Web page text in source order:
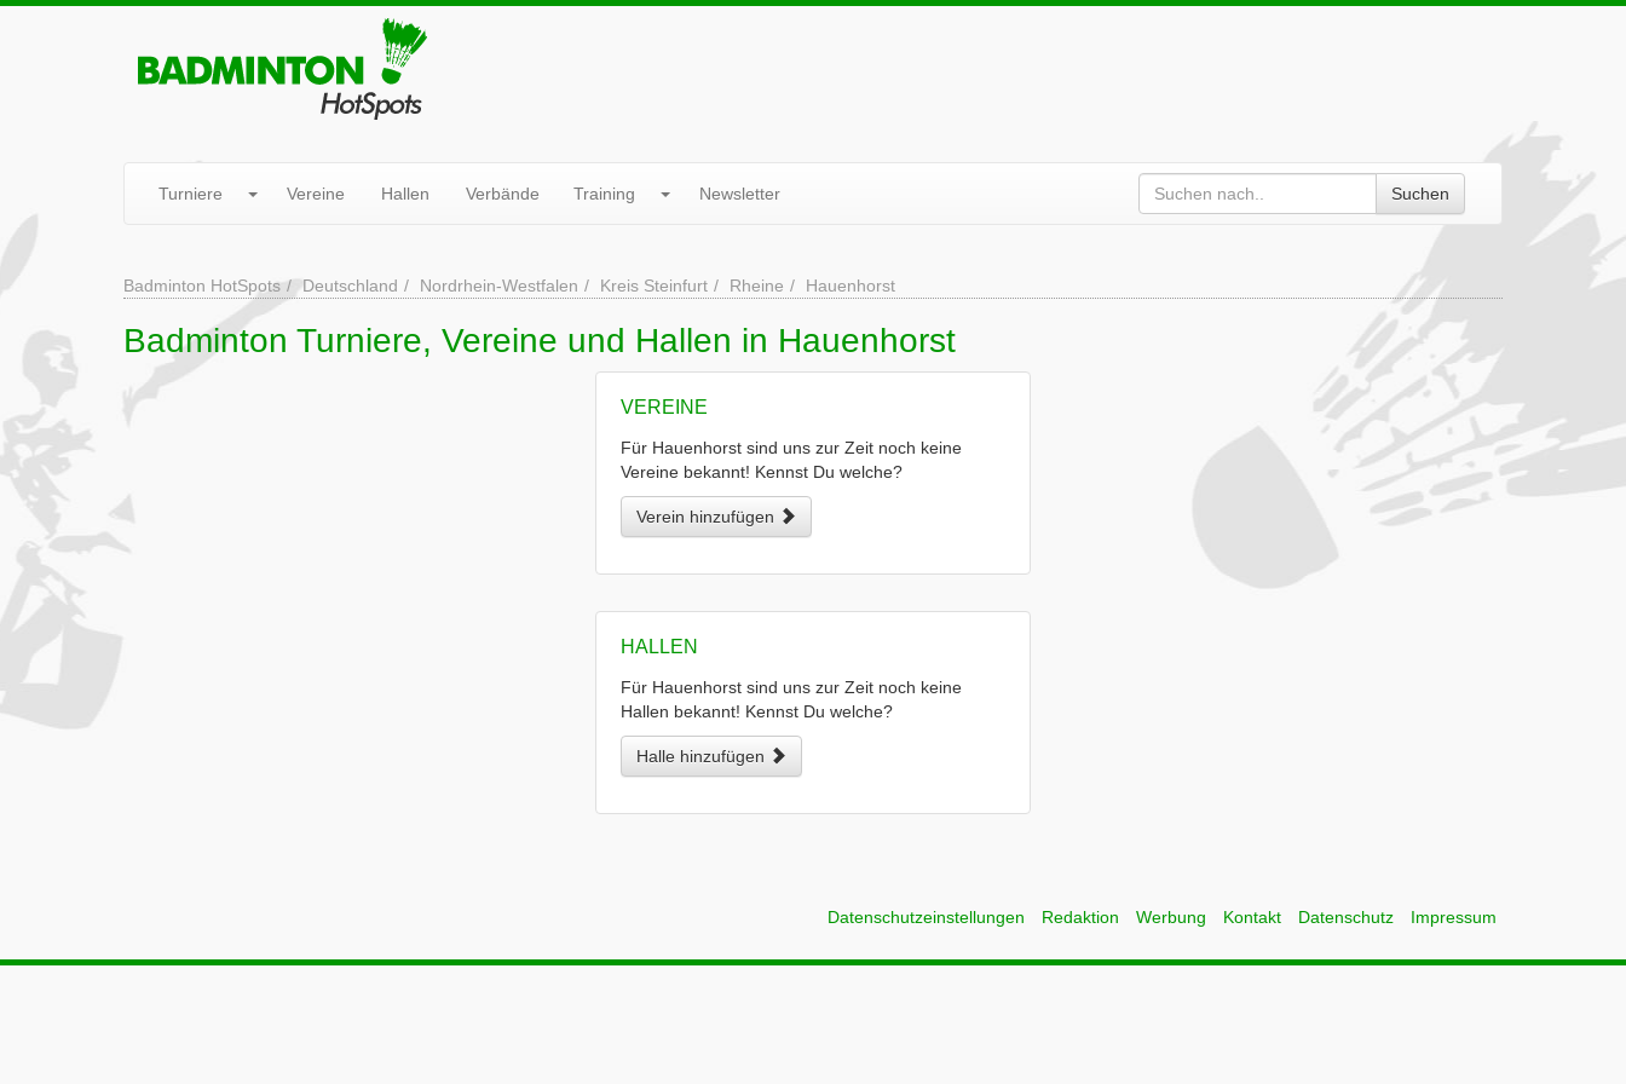
Turniere Vereine Hallen Verbände Training Newsletter Suchen
Badminton HotSpots Deutschland Nordrhein-Westfalen Kreis Steinfurt Rheine Hauenhorst
Badminton Turniere, Vereine und Hallen in Hauenhorst
VEREINE
Für Hauenhorst sind uns zur Zeit noch keine
Vereine bekannt! Kennst Du welche?
Verein hinzufügen
HALLEN
Für Hauenhorst sind uns zur Zeit noch keine
Hallen bekannt! Kennst Du welche?
Halle hinzufügen
Datenschutzeinstellungen Redaktion Werbung Kontakt Datenschutz Impressum